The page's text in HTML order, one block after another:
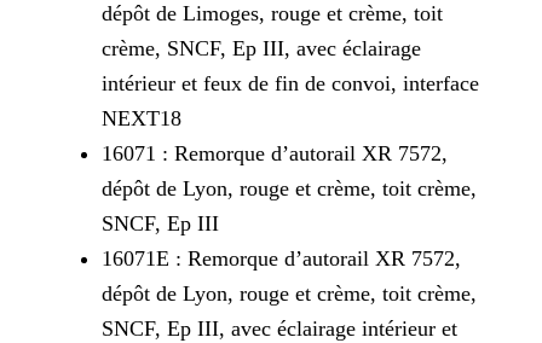
dépôt de Limoges, rouge et crème, toit
crème, SNCF, Ep III, avec éclairage
intérieur et feux de fin de convoi, interface
NEXT18
16071 : Remorque d’autorail XR 7572,
dépôt de Lyon, rouge et crème, toit crème,
SNCF, Ep III
16071E : Remorque d’autorail XR 7572,
dépôt de Lyon, rouge et crème, toit crème,
SNCF, Ep III, avec éclairage intérieur et